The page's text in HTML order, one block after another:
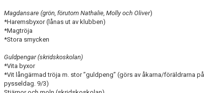
Magdansare (grön, förutom Nathalie, Molly och Oliver)
*Haremsbyxor (lånas ut av klubben)
*Magtröja
*Stora smycken
Guldpengar (skridskoskolan)
*Vita byxor
*Vit långärmad tröja m. stor ”guldpeng” (görs av åkarna/föräldrarna på
pysseldag. 9/3)